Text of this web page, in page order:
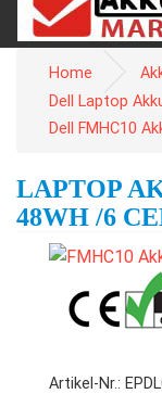
Home
Dell Laptop
Dell FMHC10
LAPTOP
48WH /6
Artikel-Nr.: